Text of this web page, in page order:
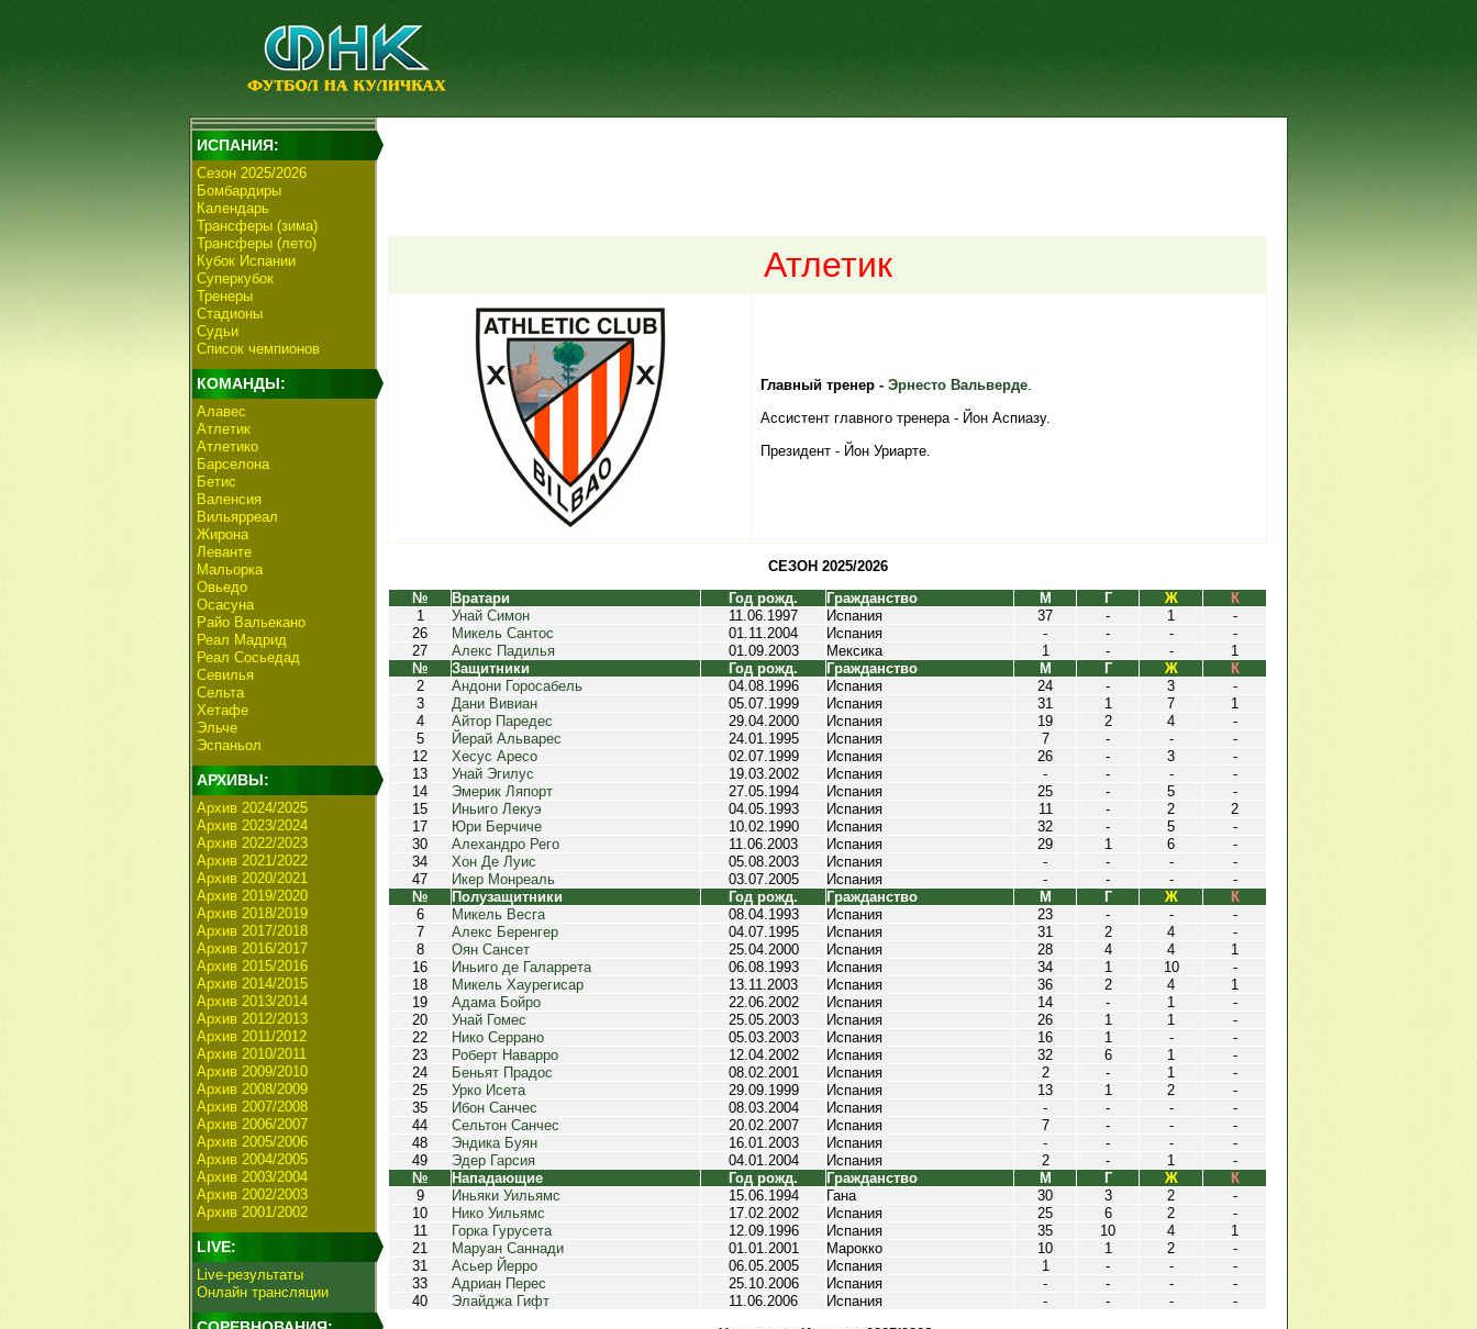
ИСПАНИЯ:
Сезон 2025/2026
Бомбардиры
Календарь
Трансферы (зима)
Трансферы (лето)
Кубок Испании
Суперкубок
Тренеры
Стадионы
Судьи
Список чемпионов
КОМАНДЫ:
Алавес
Атлетик
Атлетико
Барселона
Бетис
Валенсия
Вильярреал
Жирона
Леванте
Мальорка
Овьедо
Осасуна
Райо Вальекано
Реал Мадрид
Реал Сосьедад
Севилья
Сельта
Хетафе
Эльче
Эспаньол
АРХИВЫ:
Архив 2024/2025
Архив 2023/2024
Архив 2022/2023
Архив 2021/2022
Архив 2020/2021
Архив 2019/2020
Архив 2018/2019
Архив 2017/2018
Архив 2016/2017
Архив 2015/2016
Архив 2014/2015
Архив 2013/2014
Архив 2012/2013
Архив 2011/2012
Архив 2010/2011
Архив 2009/2010
Архив 2008/2009
Архив 2007/2008
Архив 2006/2007
Архив 2005/2006
Архив 2004/2005
Архив 2003/2004
Архив 2002/2003
Архив 2001/2002
LIVE:
Live-результаты
Онлайн трансляции
Атлетик
Главный тренер - Эрнесто Вальверде.
Ассистент главного тренера - Йон Аспиазу.
Президент - Йон Уриарте.
СЕЗОН 2025/2026
№
Вратари Год рожд. Гражданство М Г Ж
К
1
Унай Симон 11.06.1997 Испания 37 - 1
-
26
Микель Сантос 01.11.2004 Испания - - -
-
27
Алекс Падилья 01.09.2003 Мексика 1 - -
1
№
Защитники Год рожд. Гражданство М Г Ж
К
2
Андони Горосабель 04.08.1996 Испания 24 - 3
-
3
Дани Вивиан 05.07.1999 Испания 31 1 7
1
4
Айтор Паредес 29.04.2000 Испания 19 2 4
-
5
Йерай Альварес 24.01.1995 Испания 7 - -
-
12
Хесус Аресо 02.07.1999 Испания 26 - 3
-
13
Унай Эгилус 19.03.2002 Испания - - -
-
14
Эмерик Ляпорт 27.05.1994 Испания 25 - 5
-
15
Иньиго Лекуэ 04.05.1993 Испания 11 - 2
2
17
Юри Берчиче 10.02.1990 Испания 32 - 5
-
30
Алехандро Рего 11.06.2003 Испания 29 1 6
-
34
Хон Де Луис 05.08.2003 Испания - - -
-
47
Икер Монреаль 03.07.2005 Испания - - -
-
№
Полузащитники Год рожд. Гражданство М Г Ж
К
6
Микель Весга 08.04.1993 Испания 23 - -
-
7
Алекс Беренгер 04.07.1995 Испания 31 2 4
-
8
Оян Сансет 25.04.2000 Испания 28 4 4
1
16
Иньиго де Галаррета 06.08.1993 Испания 34 1 10
-
18
Микель Хаурегисар 13.11.2003 Испания 36 2 4
1
19
Адама Бойро 22.06.2002 Испания 14 - 1
-
20
Унай Гомес 25.05.2003 Испания 26 1 1
-
22
Нико Серрано 05.03.2003 Испания 16 1 -
-
23
Роберт Наварро 12.04.2002 Испания 32 6 1
-
24
Беньят Прадос 08.02.2001 Испания 2 - 1
-
25
Урко Исета 29.09.1999 Испания 13 1 2
-
35
Ибон Санчес 08.03.2004 Испания - - -
-
44
Сельтон Санчес 20.02.2007 Испания 7 - -
-
48
Эндика Буян 16.01.2003 Испания - - -
-
49
Эдер Гарсия 04.01.2004 Испания 2 - 1
-
№
Нападающие Год рожд. Гражданство М Г Ж
К
9
Иньяки Уильямс 15.06.1994 Гана 30 3 2
-
10
Нико Уильямс 17.02.2002 Испания 25 6 2
-
11
Горка Гурусета 12.09.1996 Испания 35 10 4
1
21
Маруан Саннади 01.01.2001 Марокко 10 1 2
-
31
Асьер Йерро 06.05.2005 Испания 1 - -
-
33
Адриан Перес 25.10.2006 Испания - - -
-
40
Элайджа Гифт 11.06.2006 Испания - - -
-